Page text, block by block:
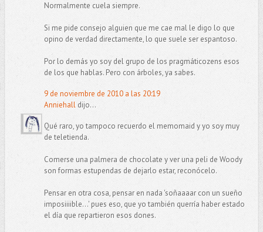
Normalmente cuela siempre.
Si me pide consejo alguien que me cae mal le digo lo que
opino de verdad directamente, lo que suele ser espantoso.
Por lo demás yo soy del grupo de los pragmáticozens esos
de los que hablas. Pero con árboles, ya sabes.
9 de noviembre de 2010 a las 20:19
Anniehalldijo...
Qué raro, yo tampoco recuerdo el memomaid y yo soy muy
de teletienda.
Comerse una palmera de chocolate y ver una peli de Woody
son formas estupendas de dejarlo estar, reconócelo.
Pensar en otra cosa, pensar en nada 'soñaaaar con un sueño
imposiiiible...' pues eso, que yo también querría haber estado
el día que repartieron esos dones.